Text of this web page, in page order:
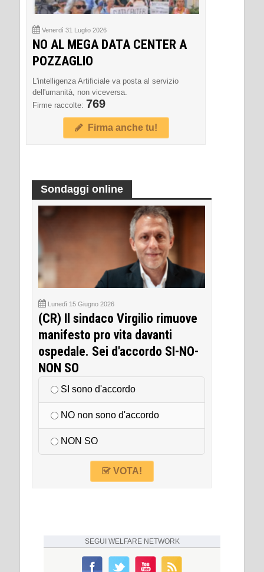
Venerdì 31 Luglio 2026
NO AL MEGA DATA CENTER A
POZZAGLIO
L'intelligenza Artificiale va posta al servizio
dell'umanità, non viceversa.
Firme raccolte: 769
Firma anche tu!
Sondaggi online
Lunedì 15 Giugno 2026
(CR) Il sindaco Virgilio rimuove
manifesto pro vita davanti
ospedale. Sei d'accordo SI-NO-
NON SO
SI sono d'accordo
NO non sono d'accordo
NON SO
VOTA!
SEGUI WELFARE NETWORK